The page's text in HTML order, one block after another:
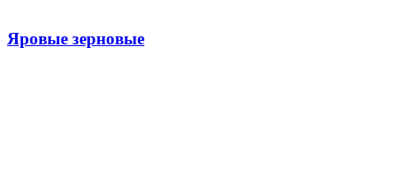
Яровые зерновые